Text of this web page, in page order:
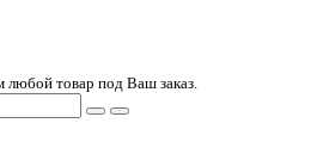
любой товар под Ваш заказ.